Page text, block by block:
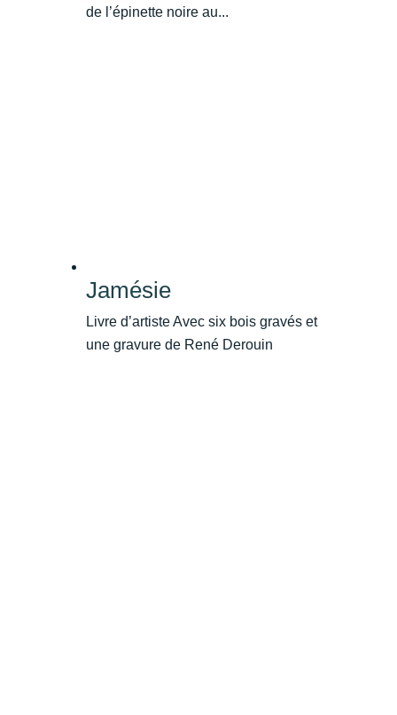
de l’épinette noire au...
Jamésie
Livre d’artiste Avec six bois gravés et
une gravure de René Derouin